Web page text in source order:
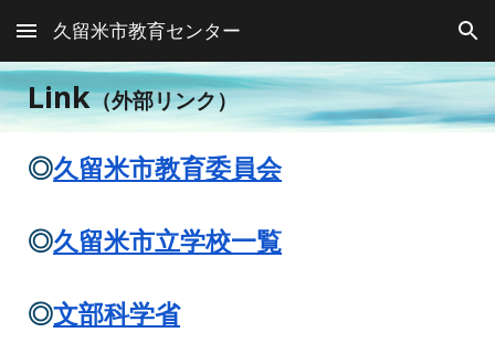
Skip to main content Skip to navigation
久留米市教育センター
Link（外部リンク）
◎久留米市教育委員会
◎久留米市立学校一覧
◎文部科学省